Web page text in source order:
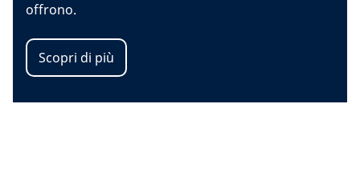
offrono.
Scopri di più